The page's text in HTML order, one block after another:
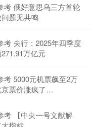
考 俄好意思乌三方首轮
题无共鸣
央行：2025年四季度
万亿元
5000元机票飙至2万
京票价涨疯了…
考 【中央一号文献解